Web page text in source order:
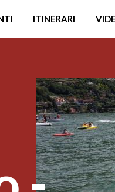
ITINERARI